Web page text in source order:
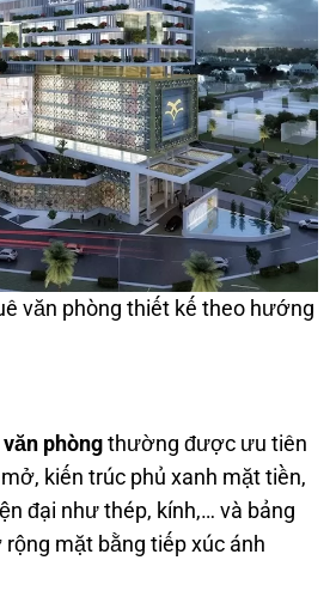
văn phòng thiết kế theo hướng
phòngthường được ưu tiên
kiến trúc phủ xanh mặt tiền,
đại như thép, kính,… và bảng
mặt bằng tiếp xúc ánh